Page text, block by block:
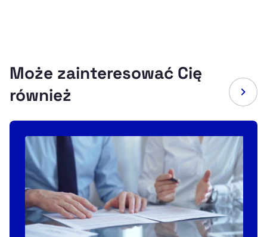
Może zainteresować Cię
również